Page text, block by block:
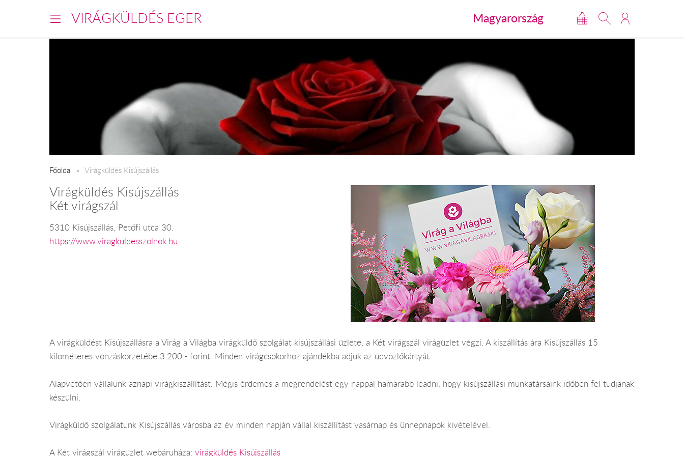
VIRÁGKÜLDÉS EGER Magyarország
Főoldal Virágküldés Kisújszállás
Virágküldés Kisújszállás
Két virágszál
5310 Kisújszállás, Petőfi utca 30.
https://www.viragkuldesszolnok.hu
A virágküldést Kisújszállásra a Virág a Világba virágküldő szolgálat kisújszállási üzlete, a Két virágszál virágüzlet végzi. A kiszállítás ára Kisújszállás 15
kilométeres vonzáskörzetébe 3.200.- forint. Minden virágcsokorhoz ajándékba adjuk az üdvözlőkártyát.
Alapvetően vállalunk aznapi virágkiszállítást. Mégis érdemes a megrendelést egy nappal hamarabb leadni, hogy kisújszállási munkatársaink időben fel tudjanak
készülni.
Virágküldő szolgálatunk Kisújszállás városba az év minden napján vállal kiszállítást vasárnap és ünnepnapok kivételével.
A Két virágszál virágüzlet webáruháza: virágküldés Kisújszállás